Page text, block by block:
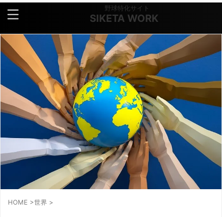
野球特化サイト
SIKETA WORK
HOME >世界 >